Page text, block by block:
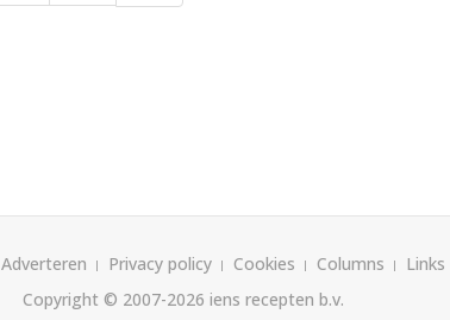
Adverteren Privacy policy Cookies Columns
Links
Copyright © 2007-2026 iens recepten b.v.